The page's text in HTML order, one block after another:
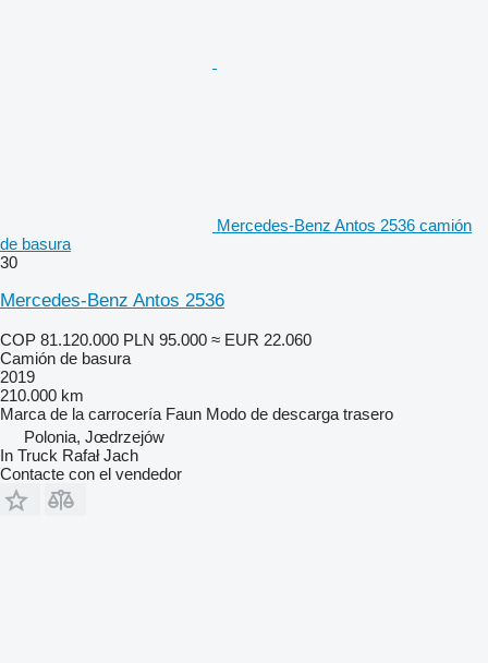
Mercedes-Benz Antos 2536 camión
de basura
30
Mercedes-Benz Antos 2536
COP 81.120.000 PLN 95.000 ≈ EUR 22.060
Camión de basura
2019
210.000 km
Marca de la carrocería Faun Modo de descarga trasero
Polonia, Jœdrzejów
In Truck Rafał Jach
Contacte con el vendedor